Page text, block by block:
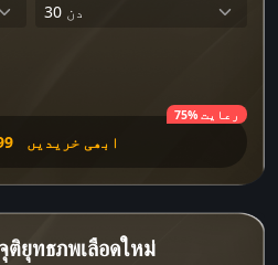
ابھی خریدیں
75% رعایت
ยุทธภพเลือดใหม่